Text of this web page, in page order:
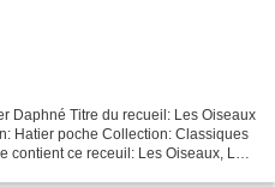
Daphné Titre du recueil: Les Oiseaux
Hatier poche Collection: Classiques
ce receuil: Les Oiseaux, La